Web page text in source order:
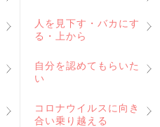
人を見下す・バカにす
る・上から
自分を認めてもらいた
い
コロナウイルスに向き
合い乗り越える